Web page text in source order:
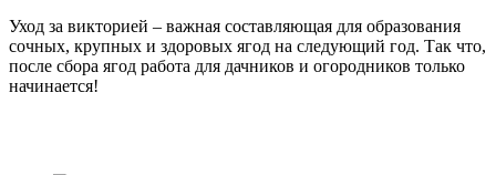
Уход за викторией – важная составляющая для образования
сочных, крупных и здоровых ягод на следующий год. Так что,
после сбора ягод работа для дачников и огородников только
начинается!